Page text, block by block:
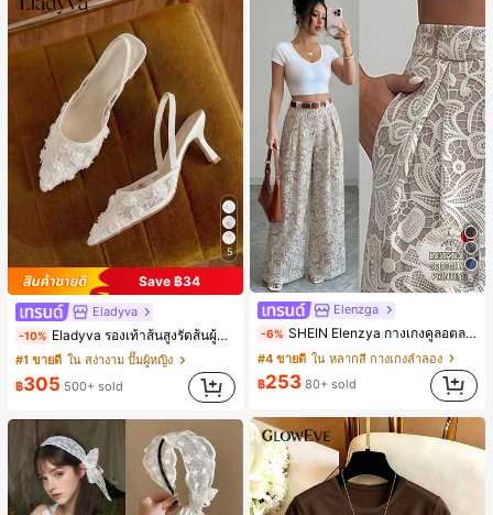
5
Save ฿34
Eladyva
-10% Eladyva รองเท้าส้นสูงรัดส้นผู้หญิงมีดอกไม้ประดับตาข่ายเสริมและสามารถสวมได้สองแบบ ส้นสูง 7 ซม. รูปแบบโรมัน หรูหรา ส้นเข็ม ลุคเทพนิยาย
#1 ขายดี ใน สง่างาม ปั๊มผู้หญิง
฿305 500+ sold
5
Elenzga
-6% SHEIN Elenzya กางเกงคูลอตลายจุดเอวสูงแบบใหม่สำหรับฤดูใบไม้ผลิ/ฤดูร้อน, สไตล์หรูหราเหมาะสำหรับใส่ในชีวิตประจำวันและทำงาน, ให้ความรู้สึกวินเทจสำหรับฤดูรับปริญญา, เทศกาลดนตรี, การแข่งม้าดาร์บี้, วันประกาศอิสรภาพ
#4 ขายดี ใน หลากสี กางเกงลำลอง
฿253 80+ sold